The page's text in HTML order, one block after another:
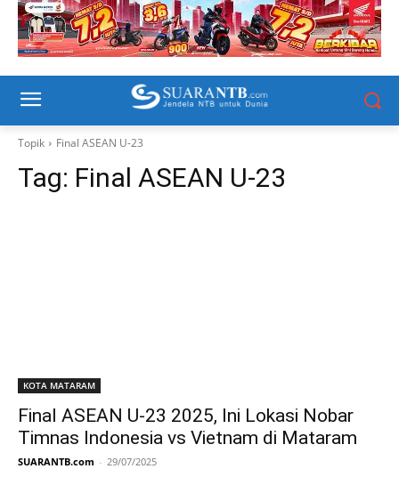
Topik Final ASEAN U-23
Tag: Final ASEAN U-23
KOTA MATARAM
Final ASEAN U-23 2025, Ini Lokasi Nobar
Timnas Indonesia vs Vietnam di Mataram
SUARANTB.com - 29/07/2025